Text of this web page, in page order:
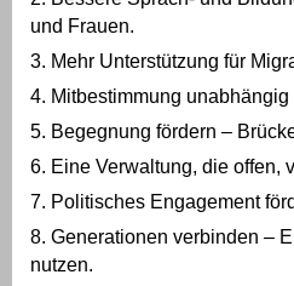
und Frauen.
Mehr Unterstützung für
Mitbestimmung
Begegnung fördern –
Eine Verwaltung, die offen,
Politisches Engagement
Generationen verbinden –
nutzen.